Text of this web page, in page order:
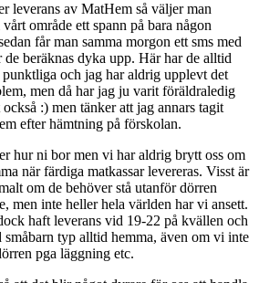
leverans av MatHem så väljer man
område ett spann på bara någon
får man samma morgon ett sms med
de beräknas dyka upp. Här har de alltid
och jag har aldrig upplevt det
men då har jag ju varit föräldraledig
också :) men tänker att jag annars tagit
efter hämtning på förskolan.
hur ni bor men vi har aldrig brytt oss om
när färdiga matkassar levereras. Visst är
om de behöver stå utanför dörren
men inte heller hela världen har vi ansett.
haft leverans vid 19-22 på kvällen och
småbarn typ alltid hemma, även om vi inte
pga läggning etc.